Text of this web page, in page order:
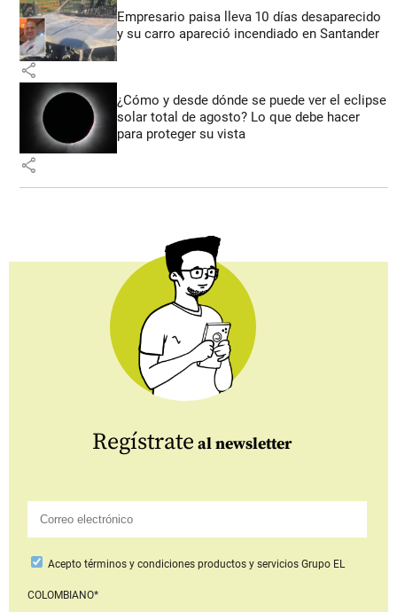
Empresario paisa lleva 10 días desaparecido
y su carro apareció incendiado en Santander
share
¿Cómo y desde dónde se puede ver el eclipse
solar total de agosto? Lo que debe hacer
para proteger su vista
share
Regístrate al newsletter
Aceptotérminos y condiciones productos y serviciosGrupo EL
COLOMBIANO*